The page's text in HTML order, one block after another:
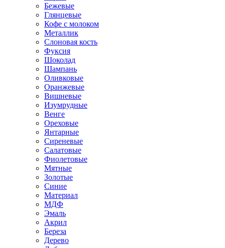
Бежевые
Глянцевые
Кофе с молоком
Металлик
Слоновая кость
Фуксия
Шоколад
Шампань
Оливковые
Оранжевые
Вишневые
Изумрудные
Венге
Ореховые
Янтарные
Сиреневые
Салатовые
Фиолетовые
Мятные
Золотые
Синие
Материал
МДФ
Эмаль
Акрил
Береза
Дерево